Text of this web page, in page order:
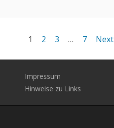
1 2 3 … 7
Impressum
Hinweise zu Links